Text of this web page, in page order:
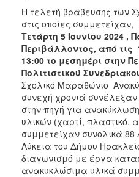
Η τελετή βράβευσης των
στις οποίες
Τετάρτη 5 Ιουνίου 2024 ,
Περιβάλλοντος, από τις
13:00 το μεσημέρι στην
Πολιτιστικού
Σχολικό Μαραθώνιο
συνεχή χρονιά
στην πηγή για
υλικών (χαρτί, πλαστικό,
συμμετείχαν συνολικά
Λύκεια του Δήμου
διαγωνισμό με έργα
ανακυκλώσιμα υλικά